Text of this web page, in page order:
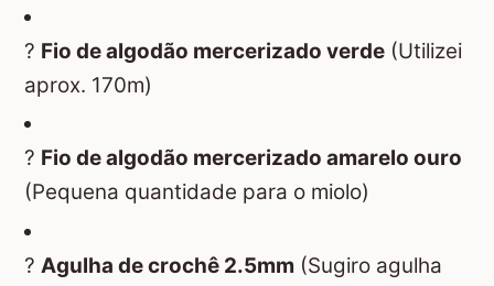
? Fio de algodão mercerizado verde (Utilizei
aprox. 170m)
? Fio de algodão mercerizado amarelo ouro
(Pequena quantidade para o miolo)
? Agulha de crochê 2.5mm (Sugiro agulha